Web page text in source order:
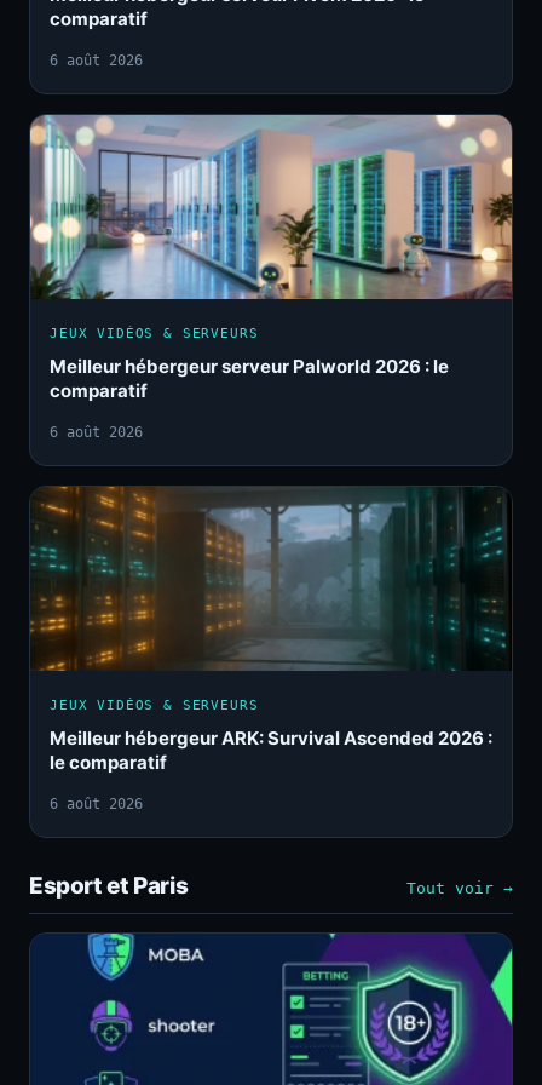
comparatif
6 août 2026
JEUX VIDÉOS & SERVEURS
Meilleur hébergeur serveur Palworld 2026 : le
comparatif
6 août 2026
JEUX VIDÉOS & SERVEURS
Meilleur hébergeur ARK: Survival Ascended 2026 :
le comparatif
6 août 2026
Esport et Paris Tout voir →